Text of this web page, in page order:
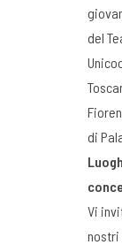
del
di
Vi
nostri